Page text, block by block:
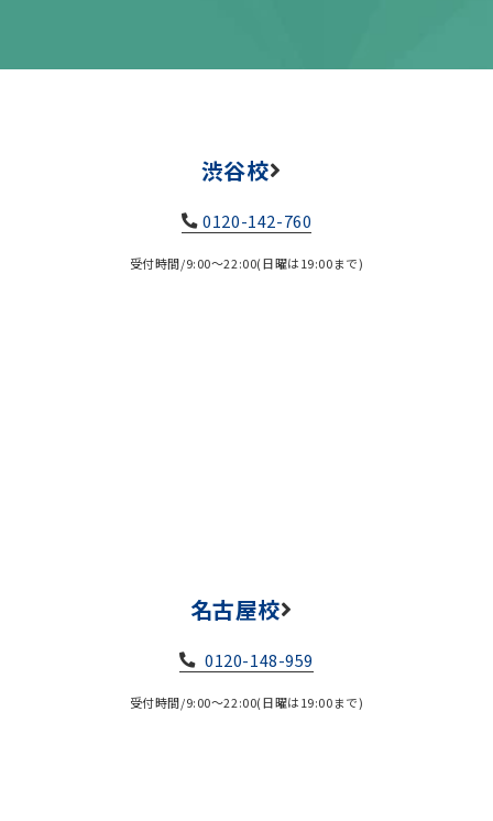
渋谷校
0120-142-760
受付時間/9:00～22:00(日曜は19:00まで)
名古屋校
0120-148-959
受付時間/9:00～22:00(日曜は19:00まで)